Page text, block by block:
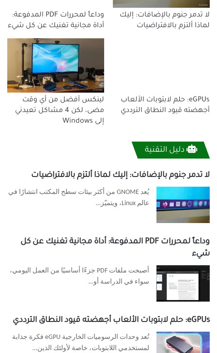
لا تدمر جنوم بالإضافات: إليك
لماذا ألتزم بالافتراضيات
وداعاً لمحررات PDF المدفوعة:
أداة مجانية تغنيك عن كل شيء
eGPUs: حلم لابتوبات الألعاب
أجهضته قيود النطاق الترددي
لينكس أفضل من أي وقت
مضى، لكن 4 مشاكل تعيدني
إلى Windows
دليل التقنية
لا تدمر جنوم بالإضافات: إليك لماذا ألتزم بالافتراضيات
يُعد GNOME من أكثر بيئات سطح المكتب انتشارًا في
عالم Linux، ويتميّز…
وداعاً لمحررات PDF المدفوعة: أداة مجانية تغنيك عن كل
شيء
أصبحت ملفات PDF جزءًا أساسيًا من العمل اليومي،
سواء في الدراسة أو…
eGPUs: حلم لابتوبات الألعاب أجهضته قيود النطاق الترددي
تُعد وحدات الرسوميات الخارجية eGPU فكرة جذابة
لمستخدمي اللابتوبات، خاصة لأولئك الذين…